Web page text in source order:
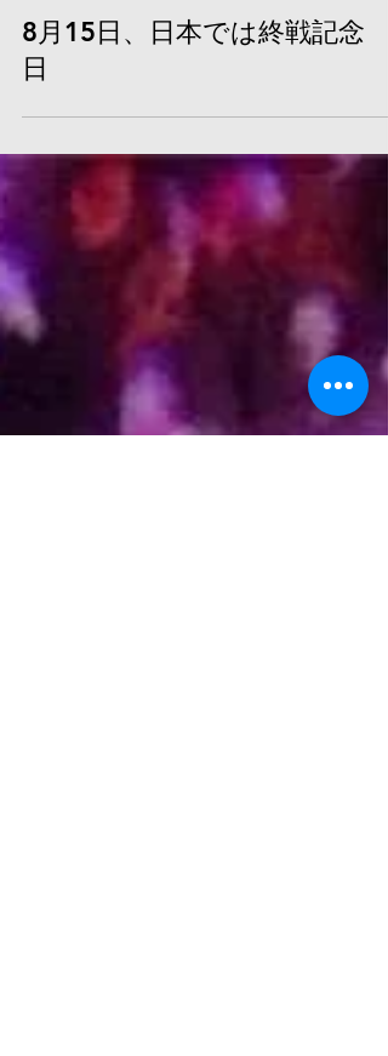
2023年8月15日
読了時間: 4分
8月15日、日本では終戦記念
日